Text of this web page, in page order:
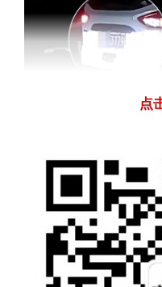
问：为什么不用吸
答：汽车发生碰撞
点